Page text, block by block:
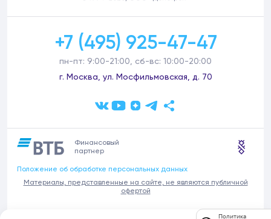
+7 (495) 925-47-47
пн-пт: 9:00-21:00, сб-вс: 10:00-20:00
г. Москва, ул. Мосфильмовская, д. 70
Финансовый
партнер
Положение об обработке персональных данных
Материалы, представленные на сайте, не являются публичной
офертой
В связи с участившимися случаями предложений частных услуг от
Политика